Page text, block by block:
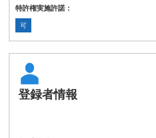
特許権実施許諾：
可
登録者情報